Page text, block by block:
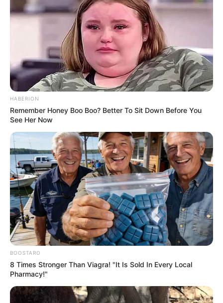
HABERION
Remember Honey Boo Boo? Better To Sit Down Before You
See Her Now
BOOSTARO
8 Times Stronger Than Viagra! "It Is Sold In Every Local
Pharmacy!"